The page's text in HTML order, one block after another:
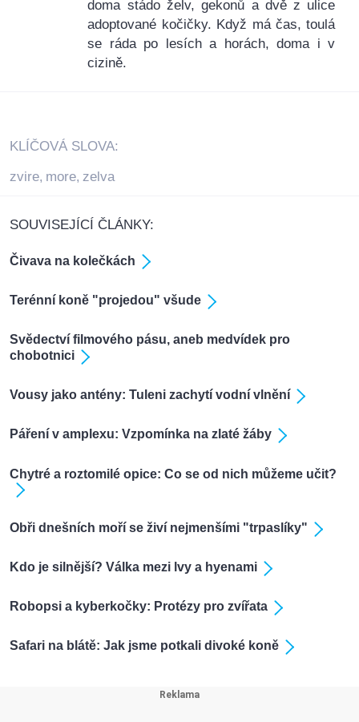
doma stádo želv, gekonů a dvě z ulice
adoptované kočičky. Když má čas, toulá
se ráda po lesích a horách, doma i v
cizině.
KLÍČOVÁ SLOVA:
zvire, more, zelva
SOUVISEJÍCÍ ČLÁNKY:
Čivava na kolečkách
Terénní koně "projedou" všude
Svědectví filmového pásu, aneb medvídek pro
chobotnici
Vousy jako antény: Tuleni zachytí vodní vlnění
Páření v amplexu: Vzpomínka na zlaté žáby
Chytré a roztomilé opice: Co se od nich můžeme učit?
Obři dnešních moří se živí nejmenšími "trpaslíky"
Kdo je silnější? Válka mezi lvy a hyenami
Robopsi a kyberkočky: Protézy pro zvířata
Safari na blátě: Jak jsme potkali divoké koně